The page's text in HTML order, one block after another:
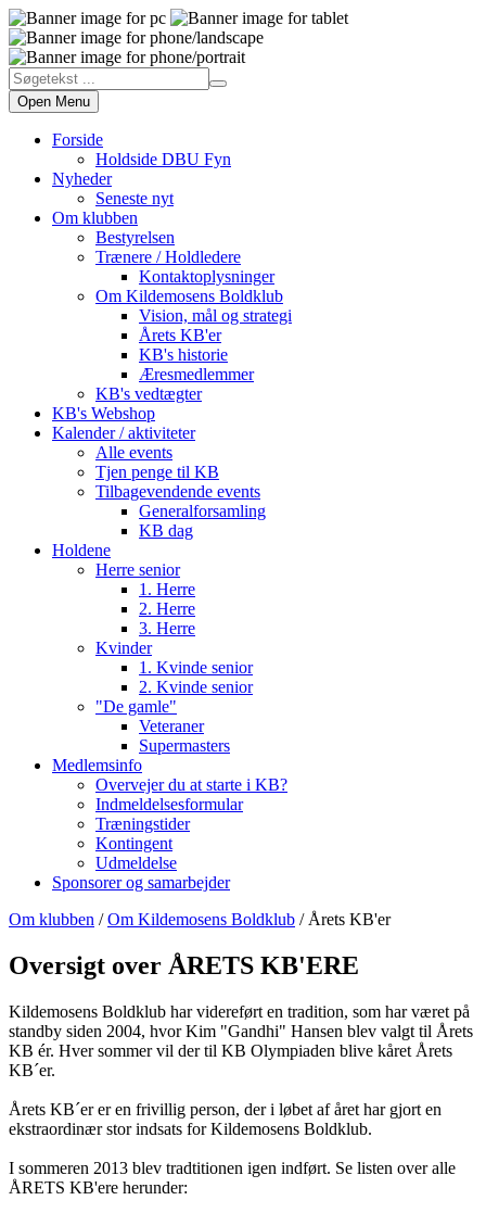
Open Menu
Forside
Holdside DBU Fyn
Nyheder
Seneste nyt
Om klubben
Bestyrelsen
Trænere / Holdledere
Kontaktoplysninger
Om Kildemosens Boldklub
Vision, mål og strategi
Årets KB'er
KB's historie
Æresmedlemmer
KB's vedtægter
KB's Webshop
Kalender / aktiviteter
Alle events
Tjen penge til KB
Tilbagevendende events
Generalforsamling
KB dag
Holdene
Herre senior
1. Herre
2. Herre
3. Herre
Kvinder
1. Kvinde senior
2. Kvinde senior
"De gamle"
Veteraner
Supermasters
Medlemsinfo
Overvejer du at starte i KB?
Indmeldelsesformular
Træningstider
Kontingent
Udmeldelse
Sponsorer og samarbejder
Om klubben /Om Kildemosens Boldklub / Årets KB'er
Oversigt over ÅRETS KB'ERE
Kildemosens Boldklub har videreført en tradition, som har været på
standby siden 2004, hvor Kim "Gandhi" Hansen blev valgt til Årets
KB ér. Hver sommer vil der til KB Olympiaden blive kåret Årets
KB´er.
Årets KB´er er en frivillig person, der i løbet af året har gjort en
ekstraordinær stor indsats for Kildemosens Boldklub.
I sommeren 2013 blev tradtitionen igen indført. Se listen over alle
ÅRETS KB'ere herunder: